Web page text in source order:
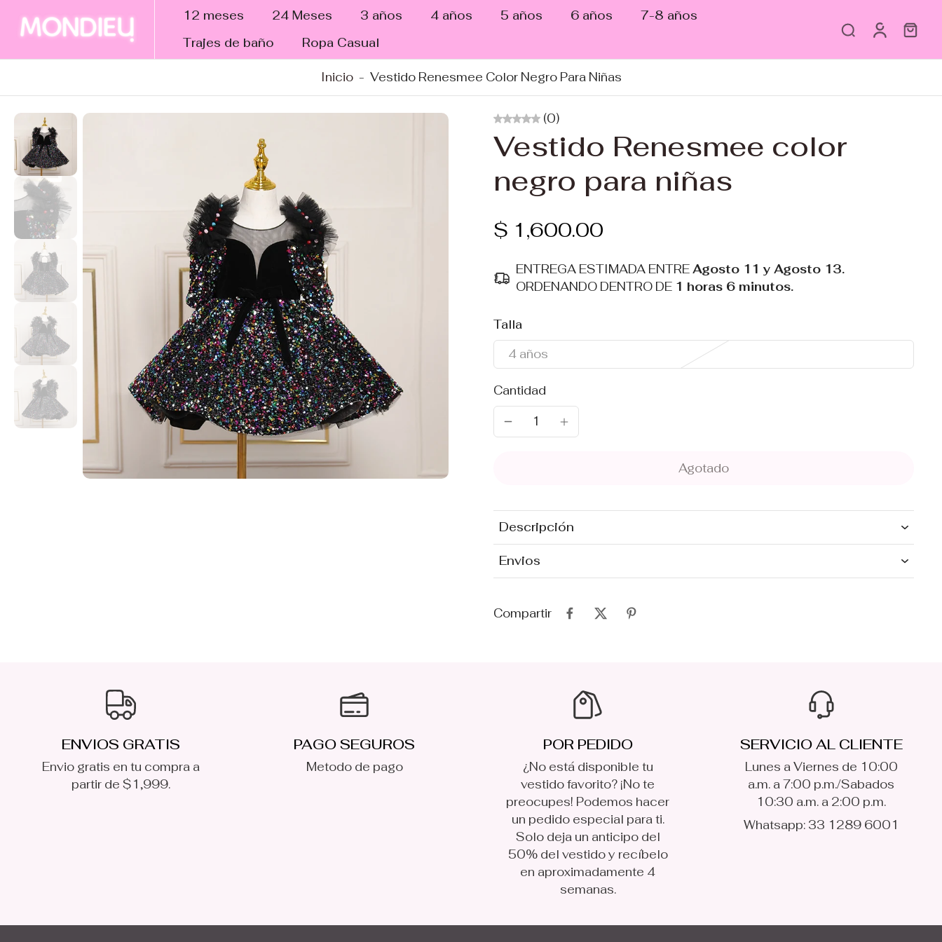
12 meses 24 Meses 3 años 4 años 5 años 6 años
7-8 años
Trajes de baño
Ropa Casual
Inicio - Vestido Renesmee Color Negro Para Niñas
a
(0)
Vestido Renesmee color
negro para niñas
$ 1,600.00
ENTREGA ESTIMADA ENTREAgosto 11 y Agosto 13.
ORDENANDO DENTRO DE 1 horas 6 minutos.
Talla
4 años
Cantidad
Agotado
Descripción
Envios
Compartir
ENVIOS GRATIS
Envio gratis en tu compra a
partir de $1,999.
PAGO SEGUROS
Metodo de pago
POR PEDIDO
¿No está disponible tu
vestido favorito? ¡No te
preocupes! Podemos hacer
un pedido especial para ti.
Solo deja un anticipo del
50% del vestido y recíbelo
en aproximadamente 4
semanas.
SERVICIO AL CLIENTE
Lunes a Viernes de 10:00
a.m. a 7:00 p.m./Sabados
10:30 a.m. a 2:00 p.m.
Whatsapp: 33 1289 6001